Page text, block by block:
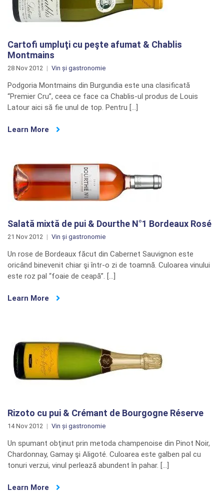
Cartofi umpluţi cu peşte afumat & Chablis
Montmains
28 Nov 2012 Vin și gastronomie
Podgoria Montmains din Burgundia este una clasificată
“Premier Cru”, ceea ce face ca Chablis-ul produs de Louis
Latour aici să fie unul de top. Pentru […]
Learn More
Salată mixtă de pui & Dourthe N°1 Bordeaux Rosé
21 Nov 2012 Vin și gastronomie
Un rose de Bordeaux făcut din Cabernet Sauvignon este
oricând binevenit chiar şi într-o zi de toamnă. Culoarea vinului
este roz pal “foaie de ceapă”. […]
Learn More
Rizoto cu pui & Crémant de Bourgogne Réserve
14 Nov 2012 Vin și gastronomie
Un spumant obţinut prin metoda champenoise din Pinot Noir,
Chardonnay, Gamay şi Aligoté. Culoarea este galben pal cu
tonuri verzui, vinul perlează abundent în pahar. […]
Learn More